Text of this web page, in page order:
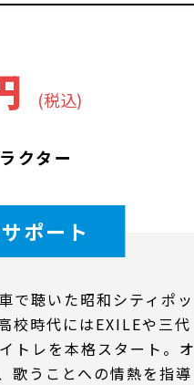
(税込)
クター
ポート
で聴いた昭和シティポッ
校時代にはEXILEや三代
トレを本格スタート。オ
歌うことへの情熱を指導